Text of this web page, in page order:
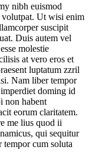
nibh euismod
volutpat. Ut wisi enim
suscipit
Duis autem vel
molestie
at vero eros et
luptatum zzril
Nam liber tempor
doming id
non habent
eorum claritatem.
me lius quod ii
qui sequitur
cum soluta